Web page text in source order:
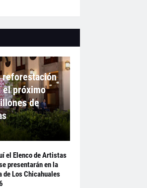
reforestación
el próximo
de
el Elenco de Artistas
presentarán en la
de Los Chicahuales